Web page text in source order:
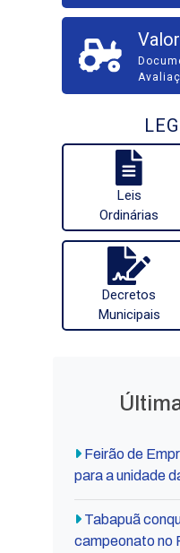
Leis
Ordinárias
Decretos
Municipais
Feirão de
para a unidade
Tabapuã
campeonato no